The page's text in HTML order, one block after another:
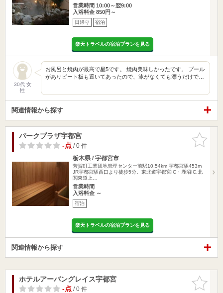
営業時間 10:00～翌9:00
入浴料金 850円～
日帰り 宿泊
楽天トラベルの宿泊プランを見る
30代 女
性
お風呂と焼肉が最高で星5です。 焼肉美味しかったです。 プール
がありビート板も置いてあったので、泳がなくても漂うだけで…
関連情報から探す
お気に入
りに追加
パークプラザ宇都宮
-点/ 0 件
栃木県 / 宇都宮市
芳賀町工業団地管理センター前駅10.54km 宇都宮駅453m
JR宇都宮駅西口より徒歩5分。東北道宇都宮IC・鹿沼IC,北
関東道上…
営業時間
入浴料金 ～
宿泊
楽天トラベルの宿泊プランを見る
関連情報から探す
お気に入
りに追加
ホテルアーバングレイス宇都宮
-点/ 0 件